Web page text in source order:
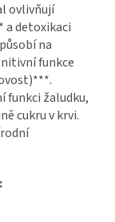
ovlivňují
a detoxikaci
na
funkce
funkci žaludku,
cukru v krvi.